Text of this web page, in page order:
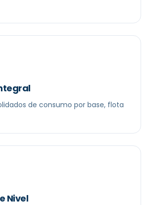
de consumo por base, flota
Nivel